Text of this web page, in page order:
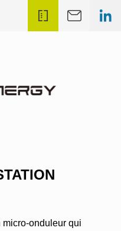
onduleur qui